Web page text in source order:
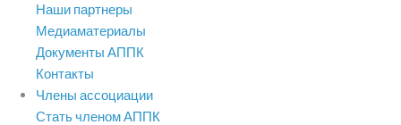
Наши партнеры
Медиаматериалы
Документы АППК
Контакты
Члены ассоциации
Стать членом АППК